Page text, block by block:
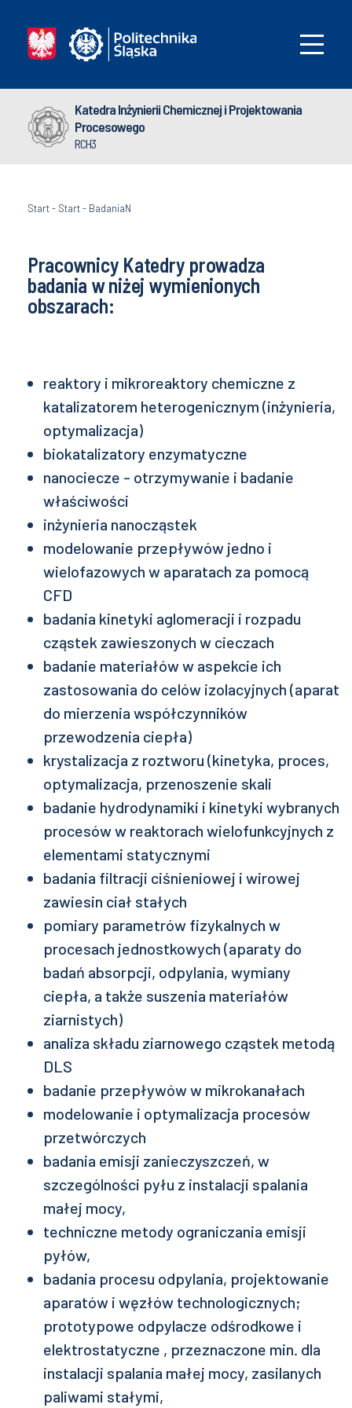
Katedra Inżynierii Chemicznej i Projektowania
Procesowego
RCH3
Start- Start- BadaniaN
Pracownicy Katedry prowadza
badania w niżej wymienionych
obszarach:
reaktory i mikroreaktory chemiczne z
katalizatorem heterogenicznym (inżynieria,
optymalizacja)
biokatalizatory enzymatyczne
nanociecze - otrzymywanie i badanie
właściwości
inżynieria nanocząstek
modelowanie przepływów jedno i
wielofazowych w aparatach za pomocą
CFD
badania kinetyki aglomeracji i rozpadu
cząstek zawieszonych w cieczach
badanie materiałów w aspekcie ich
zastosowania do celów izolacyjnych (aparat
do mierzenia współczynników
przewodzenia ciepła)
krystalizacja z roztworu (kinetyka, proces,
optymalizacja, przenoszenie skali
badanie hydrodynamiki i kinetyki wybranych
procesów w reaktorach wielofunkcyjnych z
elementami statycznymi
badania filtracji ciśnieniowej i wirowej
zawiesin ciał stałych
pomiary parametrów fizykalnych w
procesach jednostkowych (aparaty do
badań absorpcji, odpylania, wymiany
ciepła, a także suszenia materiałów
ziarnistych)
analiza składu ziarnowego cząstek metodą
DLS
badanie przepływów w mikrokanałach
modelowanie i optymalizacja procesów
przetwórczych
badania emisji zanieczyszczeń, w
szczególności pyłu z instalacji spalania
małej mocy,
techniczne metody ograniczania emisji
pyłów,
badania procesu odpylania, projektowanie
aparatów i węzłów technologicznych;
prototypowe odpylacze odśrodkowe i
elektrostatyczne , przeznaczone min. dla
instalacji spalania małej mocy, zasilanych
paliwami stałymi,